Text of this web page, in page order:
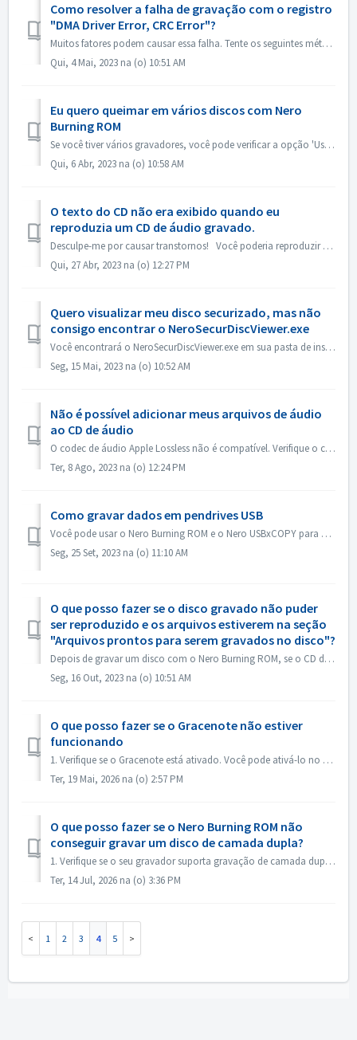
Como resolver a falha de gravação com o registro
"DMA Driver Error, CRC Error"?
Muitos fatores podem causar essa falha. Tente os seguintes métodos: 1. Troque os cabos de dados no gravador; 2. Se estiver usando um gravador de unidade de...
Qui, 4 Mai, 2023 na (o) 10:51 AM
Eu quero queimar em vários discos com Nero
Burning ROM
Se você tiver vários gravadores, você pode verificar a opção 'Use vários gravadores' na guia Queimar antes de queimar. Se você não tiver vários ...
Qui, 6 Abr, 2023 na (o) 10:58 AM
O texto do CD não era exibido quando eu
reproduzia um CD de áudio gravado.
Desculpe-me por causar transtornos! Você poderia reproduzir com o Nero MediaHome e verificar os metadados? Seus reprodutores devem suportar a leitura de t...
Qui, 27 Abr, 2023 na (o) 12:27 PM
Quero visualizar meu disco securizado, mas não
consigo encontrar o NeroSecurDiscViewer.exe
Você encontrará o NeroSecurDiscViewer.exe em sua pasta de instalação, algo como: C:\Programs (x86)\Nero\Nero 2023\Nero Burning ROM\SecurDisc Também deve ha...
Seg, 15 Mai, 2023 na (o) 10:52 AM
Não é possível adicionar meus arquivos de áudio
ao CD de áudio
O codec de áudio Apple Lossless não é compatível. Verifique o codec de áudio de seus arquivos. Ou envie-os para nós para verificação.
Ter, 8 Ago, 2023 na (o) 12:24 PM
Como gravar dados em pendrives USB
Você pode usar o Nero Burning ROM e o Nero USBxCOPY para gravar dados em pendrives/cartões USB. No Nero Burning ROM, "Raspberry Pi OS" e "ISO...
Seg, 25 Set, 2023 na (o) 11:10 AM
O que posso fazer se o disco gravado não puder
ser reproduzido e os arquivos estiverem na seção
"Arquivos prontos para serem gravados no disco"?
Depois de gravar um disco com o Nero Burning ROM, se o CD de áudio não puder ser reproduzido no CD player, abra o disco no Windows Explorer para verificar o...
Seg, 16 Out, 2023 na (o) 10:51 AM
O que posso fazer se o Gracenote não estiver
funcionando
1. Verifique se o Gracenote está ativado. Você pode ativá-lo no menu “Arquivo->Opções->Banco de dados”, marcando a opção “Ativar acesso ao banco de da...
Ter, 19 Mai, 2026 na (o) 2:57 PM
O que posso fazer se o Nero Burning ROM não
conseguir gravar um disco de camada dupla?
1. Verifique se o seu gravador suporta gravação de camada dupla. 2. Reduza a velocidade de gravação: a gravação em alta velocidade pode fazer com que a...
Ter, 14 Jul, 2026 na (o) 3:36 PM
1 2 3 4 5